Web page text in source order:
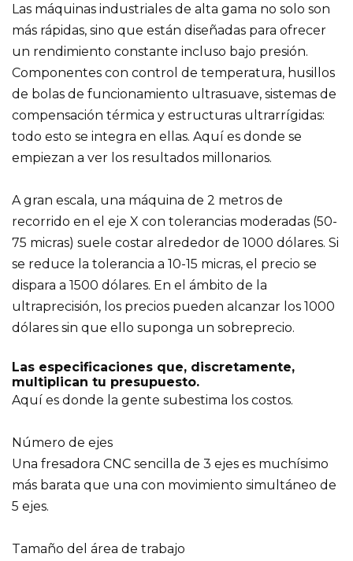
Las máquinas industriales de alta gama no solo son
más rápidas, sino que están diseñadas para ofrecer
un rendimiento constante incluso bajo presión.
Componentes con control de temperatura, husillos
de bolas de funcionamiento ultrasuave, sistemas de
compensación térmica y estructuras ultrarrígidas:
todo esto se integra en ellas. Aquí es donde se
empiezan a ver los resultados millonarios.
A gran escala, una máquina de 2 metros de
recorrido en el eje X con tolerancias moderadas (50-
75 micras) suele costar alrededor de 1000 dólares. Si
se reduce la tolerancia a 10-15 micras, el precio se
dispara a 1500 dólares. En el ámbito de la
ultraprecisión, los precios pueden alcanzar los 1000
dólares sin que ello suponga un sobreprecio.
Las especificaciones que, discretamente,
multiplican tu presupuesto.
Aquí es donde la gente subestima los costos.
Número de ejes
Una fresadora CNC sencilla de 3 ejes es muchísimo
más barata que una con movimiento simultáneo de
5 ejes.
Tamaño del área de trabajo